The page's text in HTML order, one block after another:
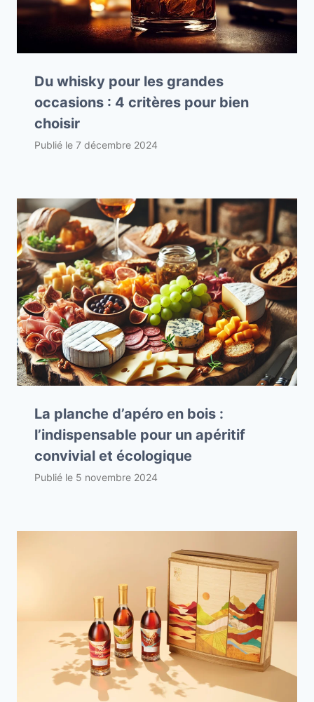
Du whisky pour les grandes
occasions : 4 critères pour bien
choisir
Publié le 7 décembre 2024
La planche d’apéro en bois :
l’indispensable pour un apéritif
convivial et écologique
Publié le 5 novembre 2024